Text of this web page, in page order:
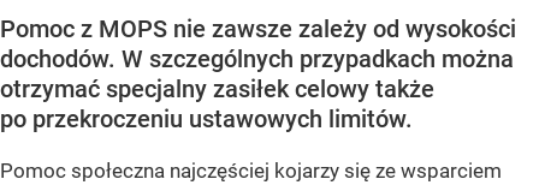
Pomoc z MOPS nie zawsze zależy od wysokości
dochodów. W szczególnych przypadkach można
otrzymać specjalny zasiłek celowy także
po przekroczeniu ustawowych limitów.
Pomoc społeczna najczęściej kojarzy się ze wsparciem